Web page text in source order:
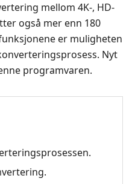
mellom 4K-, HD-
også mer enn 180
er muligheten
Nyt
programvaren.